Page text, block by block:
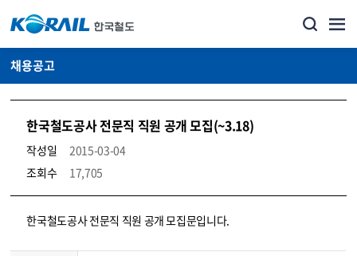
채용공고
한국철도공사 전문직 직원 공개 모집(~3.18)
작성일
2015-03-04
조회수
17,705
코레일소개_경영공시_채용공고 상세보기 – 내용, 파일, 담당자 연락처로 구성
한국철도공사 전문직 직원 공개 모집문입니다.